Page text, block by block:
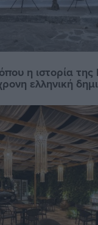
η ιστορία της
ελληνική